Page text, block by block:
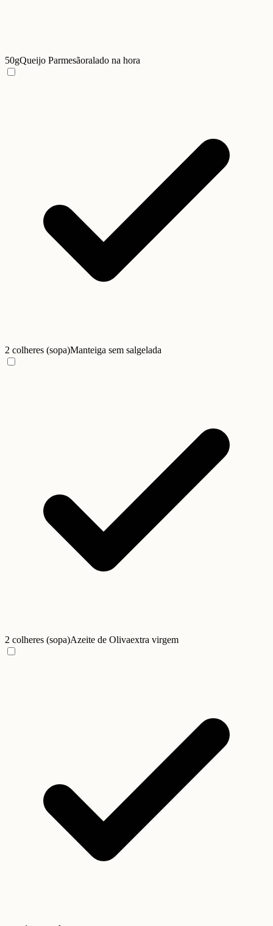
50gQueijo Parmesãoralado na hora
2 colheres (sopa)Manteiga sem salgelada
2 colheres (sopa)Azeite de Olivaextra virgem